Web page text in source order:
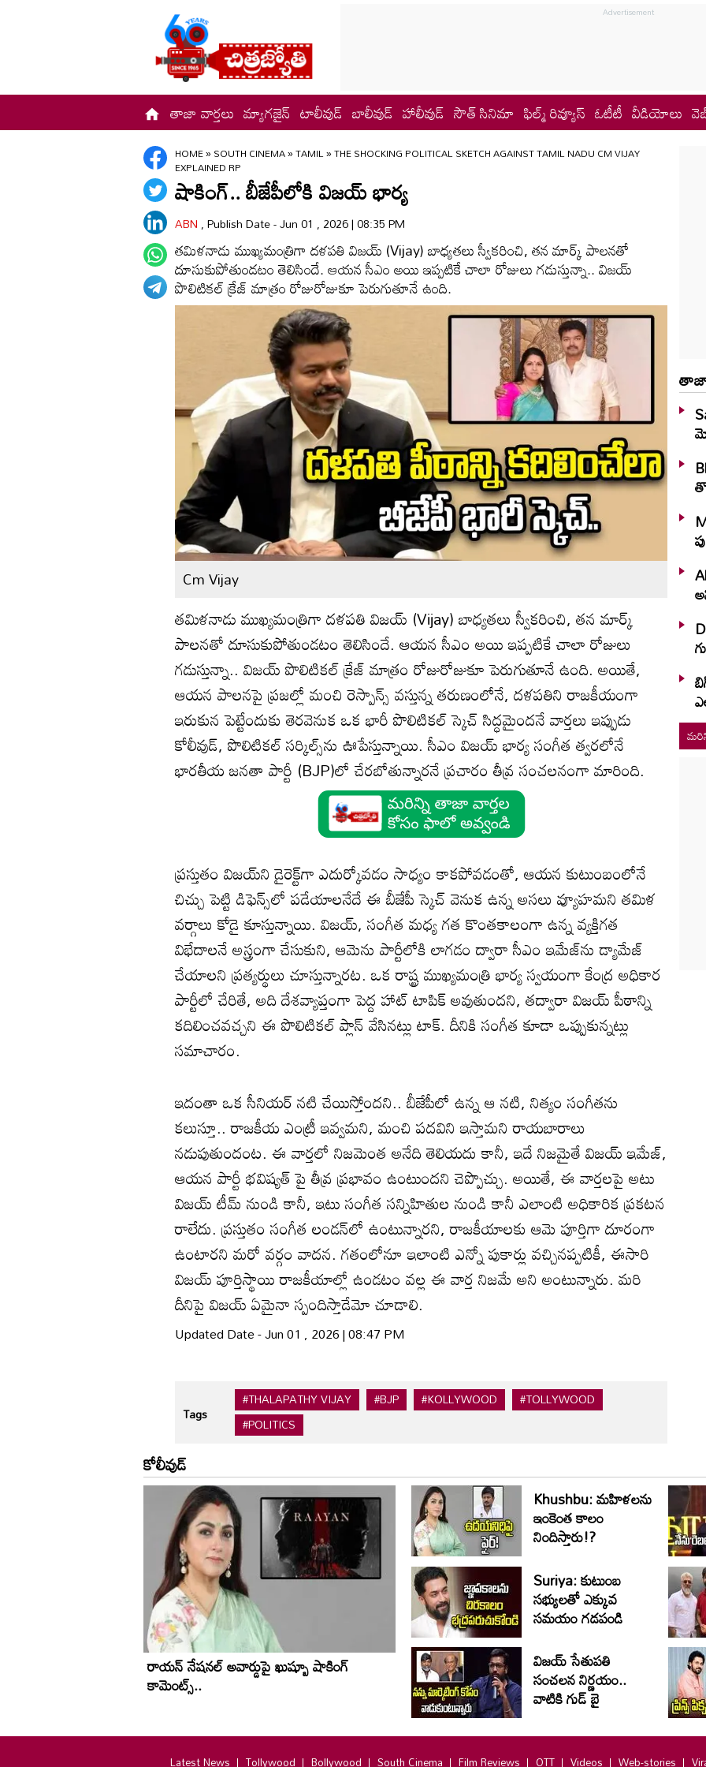
తాజా వార్తలు మ్యాగజైన్ టాలీవుడ్ బాలీవుడ్ హాలీవుడ్ సౌత్ సినిమా ఫిల్మ్ రివ్యూస్ ఓటీటీ వీడియోలు
HOME»SOUTH CINEMA»TAMIL»THE SHOCKING POLITICAL SKETCH AGAINST TAMIL NADU CM VIJAY
EXPLAINED RP
షాకింగ్.. బీజేపీలోకి విజయ్ భార్య
ABN, Publish Date - Jun 01 , 2026 | 08:35 PM
తమిళనాడు ముఖ్యమంత్రిగా దళపతి విజయ్ (Vijay) బాధ్యతలు స్వీకరించి, తన మార్క్ పాలనతో
దూసుకుపోతుండటం తెలిసిందే. ఆయన సీఎం అయి ఇప్పటికే చాలా రోజులు గడుస్తున్నా.. విజయ్
పొలిటికల్ క్రేజ్ మాత్రం రోజురోజుకూ పెరుగుతూనే ఉంది.
Cm Vijay
తమిళనాడు ముఖ్యమంత్రిగా దళపతి విజయ్ (Vijay) బాధ్యతలు స్వీకరించి, తన మార్క్
పాలనతో దూసుకుపోతుండటం తెలిసిందే. ఆయన సీఎం అయి ఇప్పటికే చాలా రోజులు
గడుస్తున్నా.. విజయ్ పొలిటికల్ క్రేజ్ మాత్రం రోజురోజుకూ పెరుగుతూనే ఉంది. అయితే,
ఆయన పాలనపై ప్రజల్లో మంచి రెస్పాన్స్ వస్తున్న తరుణంలోనే, దళపతిని రాజకీయంగా
ఇరుకున పెట్టేందుకు తెరవెనుక ఒక భారీ పొలిటికల్ స్కెచ్ సిద్ధమైందనే వార్తలు ఇప్పుడు
కోలీవుడ్, పొలిటికల్ సర్కిల్స్‌ను ఊపేస్తున్నాయి. సీఎం విజయ్ భార్య సంగీత త్వరలోనే
భారతీయ జనతా పార్టీ (BJP)లో చేరబోతున్నారనే ప్రచారం తీవ్ర సంచలనంగా మారింది.
ప్రస్తుతం విజయ్‌ని డైరెక్ట్‌గా ఎదుర్కోవడం సాధ్యం కాకపోవడంతో, ఆయన కుటుంబంలోనే
చిచ్చు పెట్టి డిఫెన్స్‌లో పడేయాలనేదే ఈ బీజేపీ స్కెచ్ వెనుక ఉన్న అసలు వ్యూహమని తమిళ
వర్గాలు కోడై కూస్తున్నాయి. విజయ్, సంగీత మధ్య గత కొంతకాలంగా ఉన్న వ్యక్తిగత
విభేదాలనే అస్త్రంగా చేసుకుని, ఆమెను పార్టీలోకి లాగడం ద్వారా సీఎం ఇమేజ్‌ను డ్యామేజ్
చేయాలని ప్రత్యర్థులు చూస్తున్నారట. ఒక రాష్ట్ర ముఖ్యమంత్రి భార్య స్వయంగా కేంద్ర అధికార
పార్టీలో చేరితే, అది దేశవ్యాప్తంగా పెద్ద హాట్ టాపిక్ అవుతుందని, తద్వారా విజయ్ పీఠాన్ని
కదిలించవచ్చని ఈ పొలిటికల్ ప్లాన్ వేసినట్లు టాక్. దీనికి సంగీత కూడా ఒప్పుకున్నట్లు
సమాచారం.
ఇదంతా ఒక సీనియర్ నటి చేయిస్తోందని.. బీజేపీలో ఉన్న ఆ నటి, నిత్యం సంగీతను
కలుస్తూ.. రాజకీయ ఎంట్రీ ఇవ్వమని, మంచి పదవిని ఇస్తామని రాయబారాలు
నడుపుతుందంట. ఈ వార్తలో నిజమెంత అనేది తెలియదు కానీ, ఇదే నిజమైతే విజయ్ ఇమేజ్,
ఆయన పార్టీ భవిష్యత్ పై తీవ్ర ప్రభావం ఉంటుందని చెప్పొచ్చు. అయితే, ఈ వార్తలపై అటు
విజయ్ టీమ్ నుండి కానీ, ఇటు సంగీత సన్నిహితుల నుండి కానీ ఎలాంటి అధికారిక ప్రకటన
రాలేదు. ప్రస్తుతం సంగీత లండన్‌లో ఉంటున్నారని, రాజకీయాలకు ఆమె పూర్తిగా దూరంగా
ఉంటారని మరో వర్గం వాదన. గతంలోనూ ఇలాంటి ఎన్నో పుకార్లు వచ్చినప్పటికీ, ఈసారి
విజయ్ పూర్తిస్థాయి రాజకీయాల్లో ఉండటం వల్ల ఈ వార్త నిజమే అని అంటున్నారు. మరి
దీనిపై విజయ్ ఏమైనా స్పందిస్తాడేమో చూడాలి.
Updated Date - Jun 01 , 2026 | 08:47 PM
Tags
#THALAPATHY VIJAY #BJP #KOLLYWOOD
#TOLLYWOOD
#POLITICS
తాజా
కోలీవుడ్
రాయన్ నేషనల్ అవార్డుపై ఖుష్బూ షాకింగ్
కామెంట్స్..
Khushbu: మహిళలను
ఇంకెంత కాలం
నిందిస్తారు!?
Suriya: కుటుంబ
సభ్యులతో ఎక్కువ
సమయం గడపండి
విజయ్ సేతుపతి
సంచలన నిర్ణయం..
వాటికి గుడ్ బై
Latest News Tollywood Bollywood South Cinema Film Reviews OTT Videos Web-stories